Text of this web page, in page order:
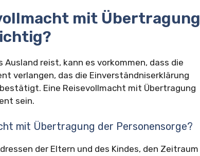
mit Übertragung
Ausland reist, kann es vorkommen, dass die
verlangen, das die Einverständniserklärung
Eine Reisevollmacht mit Übertragung
sein.
mit Übertragung der Personensorge?
der Eltern und des Kindes, den Zeitraum